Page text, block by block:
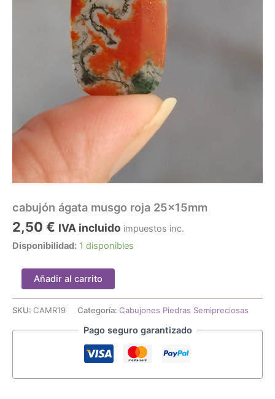
cabujón ágata musgo roja 25x15mm
2,50 € IVA incluido impuestos inc.
Disponibilidad: 1 disponibles
cabujón
ágata
musgo
roja
cantidad
Añadir al carrito
SKU: CAMR19 Categoría: Cabujones Piedras Semipreciosas
Pago seguro garantizado